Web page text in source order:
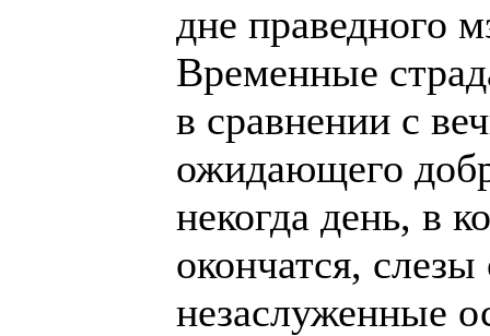
дне праведного
Временные
в сравнении с
ожидающего
некогда день, в
окончатся,
незаслуженные